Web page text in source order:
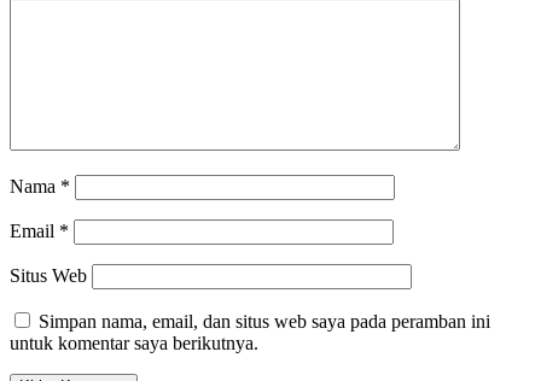
Nama *
Email *
Situs Web
Simpan nama, email, dan situs web saya pada peramban ini
untuk komentar saya berikutnya.